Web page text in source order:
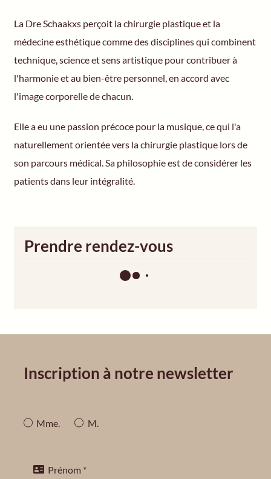
La Dre Schaakxs perçoit la chirurgie plastique et la
médecine esthétique comme des disciplines qui combinent
technique, science et sens artistique pour contribuer à
l'harmonie et au bien-être personnel, en accord avec
l'image corporelle de chacun.
Elle a eu une passion précoce pour la musique, ce qui l'a
naturellement orientée vers la chirurgie plastique lors de
son parcours médical. Sa philosophie est de considérer les
patients dans leur intégralité.
Prendre rendez-vous
Inscription à notre newsletter
Mme. M.